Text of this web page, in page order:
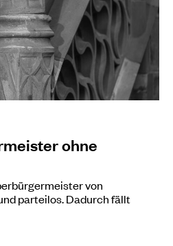
ohne
von
parteilos. Dadurch fällt